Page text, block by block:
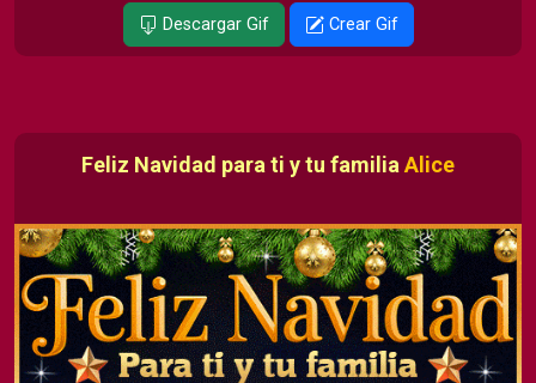
Descargar Gif Crear Gif
Feliz Navidad para ti y tu familia Alice